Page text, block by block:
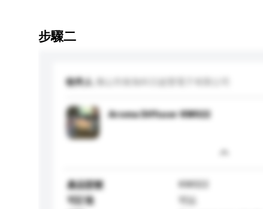
步驟二
收件人
Aroma Diffuser KW022
產品型號
KW022
可訂造
可以